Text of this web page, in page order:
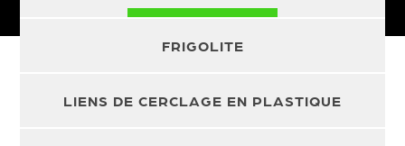
FRIGOLITE
LIENS DE CERCLAGE EN PLASTIQUE